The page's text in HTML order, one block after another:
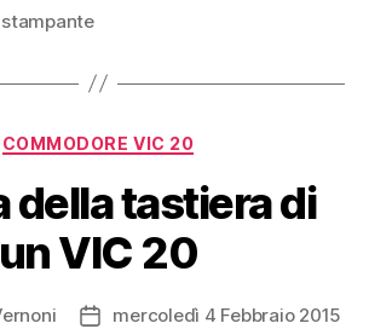
stampante
Categorie
COMMODORE VIC 20
della tastiera di
un VIC 20
Datamercoledì 4 Febbraio 2015